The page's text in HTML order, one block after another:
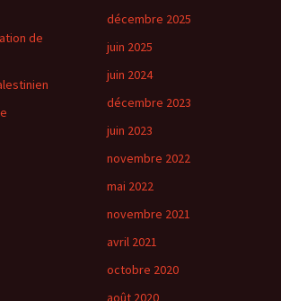
de
décembre 2025
juin 2025
juin 2024
décembre 2023
juin 2023
novembre 2022
mai 2022
novembre 2021
avril 2021
octobre 2020
août 2020